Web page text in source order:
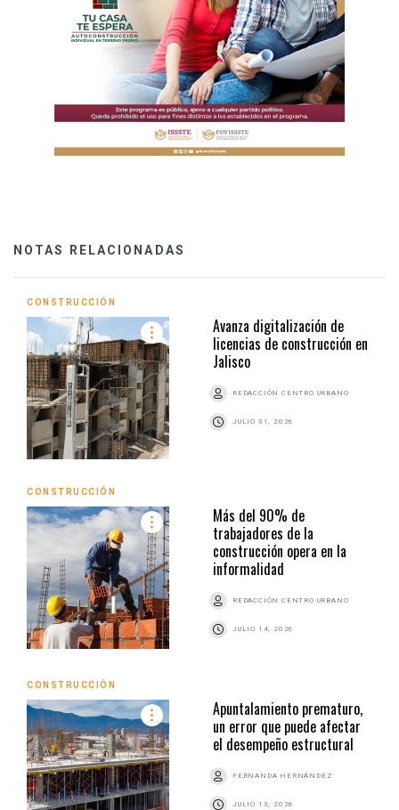
NOTAS RELACIONADAS
CONSTRUCCIÓN
Avanza digitalización de
licencias de construcción en
Jalisco
REDACCIÓN CENTRO URBANO
JULIO 31, 2026
CONSTRUCCIÓN
Más del 90% de
trabajadores de la
construcción opera en la
informalidad
REDACCIÓN CENTRO URBANO
JULIO 14, 2026
CONSTRUCCIÓN
Apuntalamiento prematuro,
un error que puede afectar
el desempeño estructural
FERNANDA HERNÁNDEZ
JULIO 13, 2026